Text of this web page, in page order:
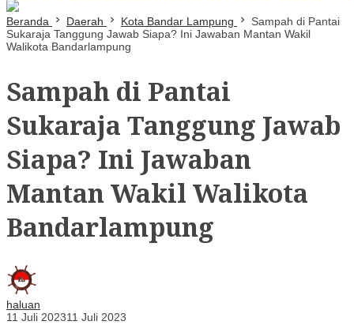
Beranda Daerah Kota Bandar Lampung
Sampah di Pantai
Sukaraja Tanggung Jawab Siapa? Ini Jawaban Mantan Wakil
Walikota Bandarlampung
Sampah di Pantai
Sukaraja Tanggung Jawab
Siapa? Ini Jawaban
Mantan Wakil Walikota
Bandarlampung
haluan
11 Juli 202311 Juli 2023